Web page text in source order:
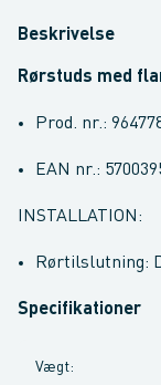
Beskrivelse
Rørstuds med
Prod. nr.:
EAN nr.:
INSTALLATION:
Rørtilslutning:
Specifikationer
Vægt: